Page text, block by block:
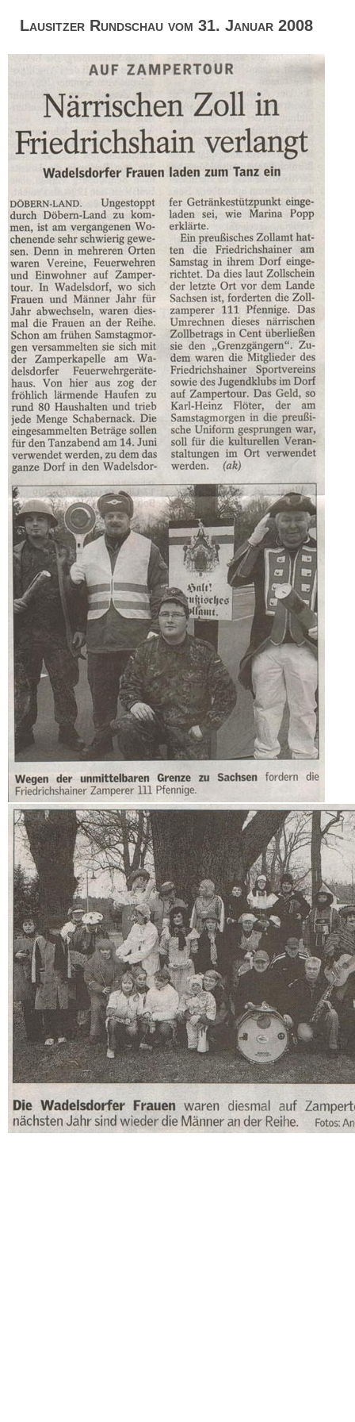
Lausitzer Rundschau vom 31. Januar 2008